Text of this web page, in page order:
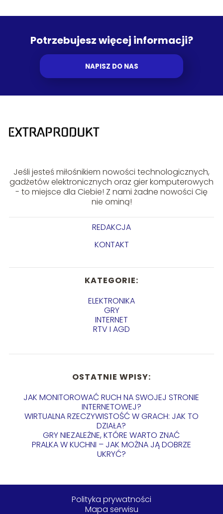
Potrzebujesz więcej informacji?
NAPISZ DO NAS
Jeśli jesteś miłośnikiem nowości technologicznych,
gadżetów elektronicznych oraz gier komputerowych
- to miejsce dla Ciebie! Z nami żadne nowości Cię
nie ominą!
REDAKCJA
KONTAKT
KATEGORIE:
ELEKTRONIKA
GRY
INTERNET
RTV I AGD
OSTATNIE WPISY:
JAK MONITOROWAĆ RUCH NA SWOJEJ STRONIE
INTERNETOWEJ?
WIRTUALNA RZECZYWISTOŚĆ W GRACH: JAK TO
DZIAŁA?
GRY NIEZALEŻNE, KTÓRE WARTO ZNAĆ
PRALKA W KUCHNI – JAK MOŻNA JĄ DOBRZE
UKRYĆ?
Polityka prywatności
Mapa serwisu